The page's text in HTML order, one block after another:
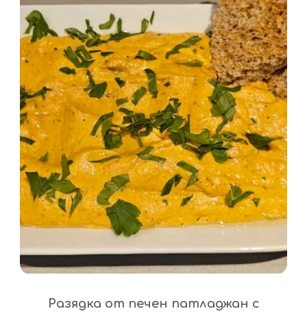
Разядка от печен патладжан с